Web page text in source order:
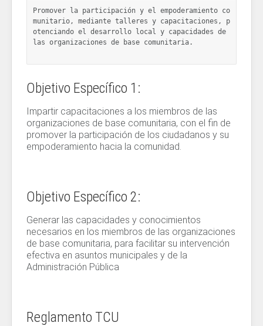
Promover la participación y el empoderamiento co
munitario, mediante talleres y capacitaciones, p
otenciando el desarrollo local y capacidades de
las organizaciones de base comunitaria.
Objetivo Específico 1:
Impartir capacitaciones a los miembros de las
organizaciones de base comunitaria, con el fin de
promover la participación de los ciudadanos y su
empoderamiento hacia la comunidad.
Objetivo Específico 2:
Generar las capacidades y conocimientos
necesarios en los miembros de las organizaciones
de base comunitaria, para facilitar su intervención
efectiva en asuntos municipales y de la
Administración Pública
Reglamento TCU